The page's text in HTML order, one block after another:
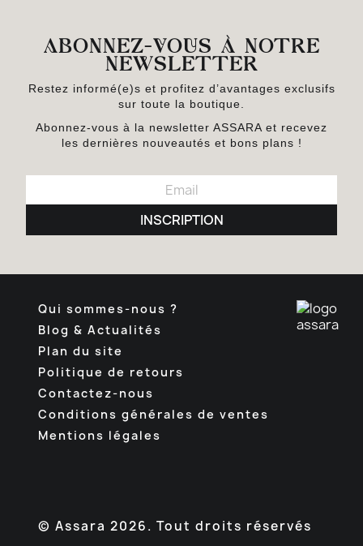
ABONNEZ-VOUS À NOTRE
NEWSLETTER
Restez informé(e)s et profitez d’avantages exclusifs
sur toute la boutique.
Abonnez-vous à la newsletter ASSARA et recevez
les dernières nouveautés et bons plans !
INSCRIPTION
Qui sommes-nous ?
Blog & Actualités
Plan du site
Politique de retours
Contactez-nous
Conditions générales de ventes
Mentions légales
© Assara 2026. Tout droits réservés